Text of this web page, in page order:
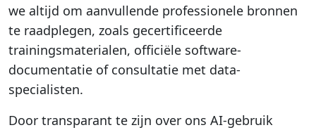
we altijd om aanvullende professionele bronnen
te raadplegen, zoals gecertificeerde
trainingsmaterialen, officiële software-
documentatie of consultatie met data-
specialisten.
Door transparant te zijn over ons AI-gebruik